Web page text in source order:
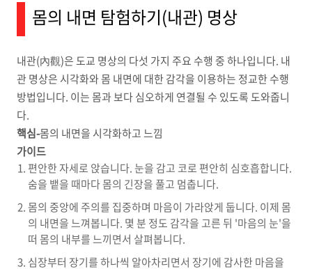
몸의 내면 탐험하기(내관) 명상
내관(內觀)은 도교 명상의 다섯 가지 주요 수행 중 하나입니다. 내
관 명상은 시각화와 몸 내면에 대한 감각을 이용하는 정교한 수행
방법입니다. 이는 몸과 보다 심오하게 연결될 수 있도록 도와줍니
다.
핵심-몸의 내면을 시각화하고 느낌
가이드
편안한 자세로 앉습니다. 눈을 감고 코로 편안히 심호흡합니다.
숨을 뱉을 때마다 몸의 긴장을 풀고 멈춥니다.
몸의 중앙에 주의를 집중하며 마음이 가라앉게 둡니다. 이제 몸
의 내면을 느껴봅니다. 몇 분 정도 감각을 고른 뒤 '마음의 눈'을
떠 몸의 내부를 느끼면서 살펴봅니다.
심장부터 장기를 하나씩 알아차리면서 장기에 감사한 마음을